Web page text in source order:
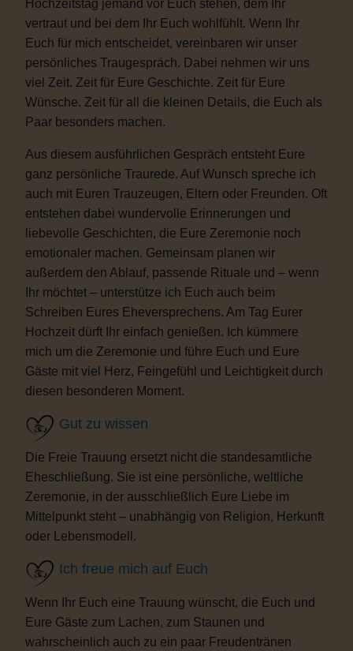
Hochzeitstag jemand vor Euch stehen, dem Ihr
vertraut und bei dem Ihr Euch wohlfühlt. Wenn Ihr
Euch für mich entscheidet, vereinbaren wir unser
persönliches Traugespräch. Dabei nehmen wir uns
viel Zeit. Zeit für Eure Geschichte. Zeit für Eure
Wünsche. Zeit für all die kleinen Details, die Euch als
Paar besonders machen.
Aus diesem ausführlichen Gespräch entsteht Eure
ganz persönliche Traurede. Auf Wunsch spreche ich
auch mit Euren Trauzeugen, Eltern oder Freunden. Oft
entstehen dabei wundervolle Erinnerungen und
liebevolle Geschichten, die Eure Zeremonie noch
emotionaler machen. Gemeinsam planen wir
außerdem den Ablauf, passende Rituale und – wenn
Ihr möchtet – unterstütze ich Euch auch beim
Schreiben Eures Eheversprechens. Am Tag Eurer
Hochzeit dürft Ihr einfach genießen. Ich kümmere
mich um die Zeremonie und führe Euch und Eure
Gäste mit viel Herz, Feingefühl und Leichtigkeit durch
diesen besonderen Moment.
Gut zu wissen
Die Freie Trauung ersetzt nicht die standesamtliche
Eheschließung. Sie ist eine persönliche, weltliche
Zeremonie, in der ausschließlich Eure Liebe im
Mittelpunkt steht – unabhängig von Religion, Herkunft
oder Lebensmodell.
Ich freue mich auf Euch
Wenn Ihr Euch eine Trauung wünscht, die Euch und
Eure Gäste zum Lachen, zum Staunen und
wahrscheinlich auch zu ein paar Freudentränen